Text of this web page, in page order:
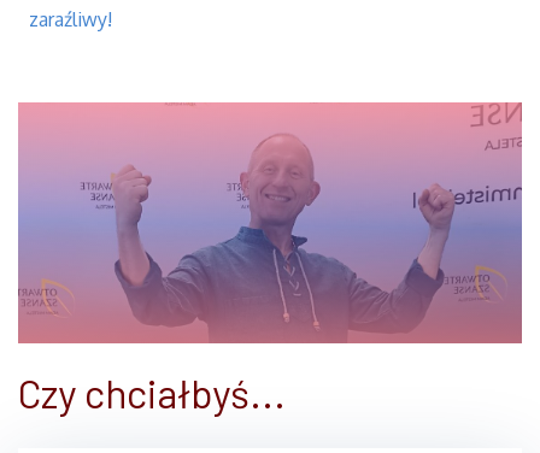
zaraźliwy!
Czy chciałbyś...